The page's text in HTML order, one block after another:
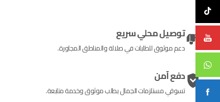
توصيل محلي سريع
دعم موثوق للطلبات في صلالة والمناطق المجاورة.
دفع آمن
تسوقي مستلزمات الجمال بطلب موثوق وخدمة متابعة.